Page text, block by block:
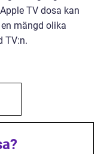
TV dosa kan
mängd olika
TV:n.